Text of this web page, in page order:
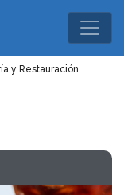
y Restauración